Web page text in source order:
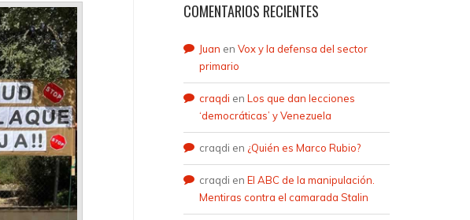
COMENTARIOS RECIENTES
Juan en Vox y la defensa del sector
primario
craqdi en Los que dan lecciones
‘democráticas’ y Venezuela
craqdi en ¿Quién es Marco Rubio?
craqdi en El ABC de la manipulación.
Mentiras contra el camarada Stalin